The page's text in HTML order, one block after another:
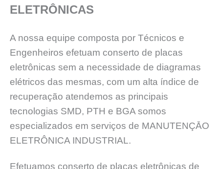
ELETRÔNICAS
A nossa equipe composta por Técnicos e
Engenheiros efetuam conserto de placas
eletrônicas sem a necessidade de diagramas
elétricos das mesmas, com um alta índice de
recuperação atendemos as principais
tecnologias SMD, PTH e BGA somos
especializados em serviços de MANUTENÇĀO
ELETRÔNICA INDUSTRIAL.
Efetuamos conserto de placas eletrônicas de